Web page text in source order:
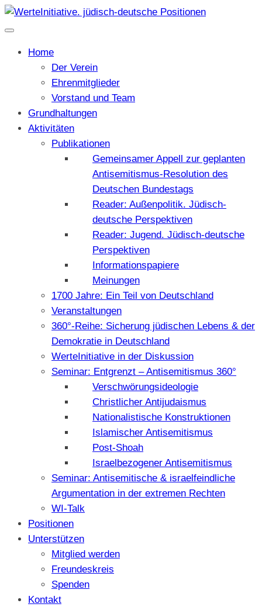
Home
Der Verein
Ehrenmitglieder
Vorstand und Team
Grundhaltungen
Aktivitäten
Publikationen
Gemeinsamer Appell zur geplanten
Antisemitismus-Resolution des
Deutschen Bundestags
Reader: Außenpolitik. Jüdisch-
deutsche Perspektiven
Reader: Jugend. Jüdisch-deutsche
Perspektiven
Informationspapiere
Meinungen
1700 Jahre: Ein Teil von Deutschland
Veranstaltungen
360°-Reihe: Sicherung jüdischen Lebens & der
Demokratie in Deutschland
WerteInitiative in der Diskussion
Seminar: Entgrenzt – Antisemitismus 360°
Verschwörungsideologie
Christlicher Antijudaismus
Nationalistische Konstruktionen
Islamischer Antisemitismus
Post-Shoah
Israelbezogener Antisemitismus
Seminar: Antisemitische & israelfeindliche
Argumentation in der extremen Rechten
WI-Talk
Positionen
Unterstützen
Mitglied werden
Freundeskreis
Spenden
Kontakt